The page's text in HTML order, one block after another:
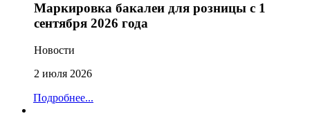
Маркировка бакалеи для розницы с 1
сентября 2026 года
Новости
2 июля 2026
Подробнее...